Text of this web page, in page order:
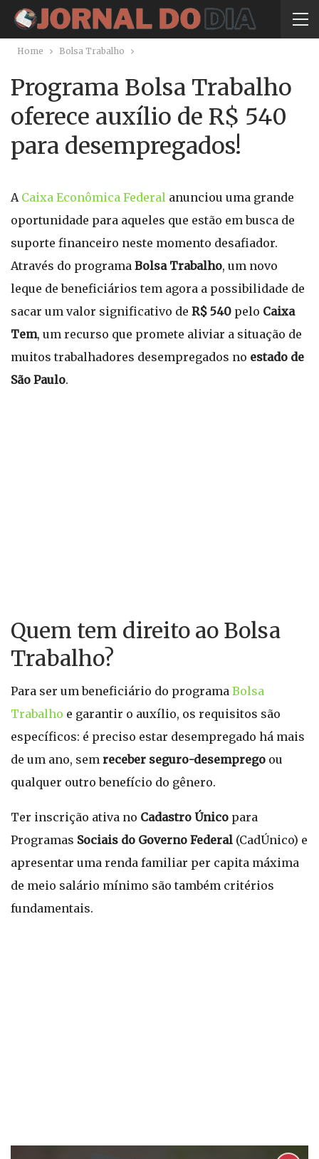
Home Bolsa Trabalho
Programa Bolsa Trabalho
oferece auxílio de R$ 540
para desempregados!
A Caixa Econômica Federal anunciou uma grande
oportunidade para aqueles que estão em busca de
suporte financeiro neste momento desafiador.
Através do programa Bolsa Trabalho, um novo
leque de beneficiários tem agora a possibilidade de
sacar um valor significativo de R$ 540 pelo Caixa
Tem, um recurso que promete aliviar a situação de
muitos trabalhadores desempregados no estado de
São Paulo.
Quem tem direito ao Bolsa
Trabalho?
Para ser um beneficiário do programa Bolsa
Trabalho e garantir o auxílio, os requisitos são
específicos: é preciso estar desempregado há mais
de um ano, sem receber seguro-desemprego ou
qualquer outro benefício do gênero.
Ter inscrição ativa no Cadastro Único para
Programas Sociais do Governo Federal (CadÚnico) e
apresentar uma renda familiar per capita máxima
de meio salário mínimo são também critérios
fundamentais.